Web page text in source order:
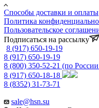
Способы доставки и оплаты
Политика
Пользовательское
Подписаться на рассылку
8 (917) 650-19-19
8 (917) 650-19-19
8 (800) 350-52-21 (по
8 (917) 650-18-18
8 (8352) 31-73-71
sale@hsn.su